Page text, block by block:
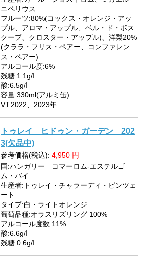
ニペリウス
フルーツ:80%(コックス・オレンジ・アッ
プル、アロマ・アップル、ベル・ド・ボス
クープ、クロスター・アップル)、洋梨20%
(クララ・フリス・ペアー、コンファレン
ス・ペアー)
アルコール度:6%
残糖:1.1g/ⅼ
酸:6.5g/ⅼ
容量:330ml(アルミ缶)
VT:2022、2023年
トゥレイ ヒドゥン・ガーデン 202
3(欠品中)
参考価格(税込): 4,950 円
国:ハンガリー コマーロム-エステルゴ
ム・バイ
生産者:トゥレイ・チャラーディ・ピンツェ
ート
タイプ:白・ライトオレンジ
葡萄品種:オラスリズリング 100%
アルコール度数:11%
酸:6.6g/ⅼ
残糖:0.6g/ⅼ